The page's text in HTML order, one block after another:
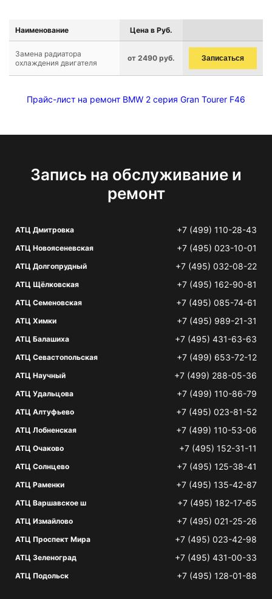
Наименование Цена в Руб.
Замена радиатора
охлаждения двигателя
от 2490 руб. Записаться
Прайс-лист на ремонт BMW 2 серия Gran Tourer F46
Запись на обслуживание и
ремонт
АТЦ Дмитровка +7 (499) 110-28-43
АТЦ Новоясеневская +7 (495) 023-10-01
АТЦ Долгопрудный +7 (495) 032-08-22
АТЦ Щёлковская +7 (495) 162-90-81
АТЦ Семеновская +7 (495) 085-74-61
АТЦ Химки +7 (495) 989-21-31
АТЦ Балашиха +7 (495) 431-63-63
АТЦ Севастопольская +7 (499) 653-72-12
АТЦ Научный +7 (499) 288-05-36
АТЦ Удальцова +7 (499) 110-86-79
АТЦ Алтуфьево +7 (495) 023-81-52
АТЦ Лобненская +7 (499) 110-53-06
АТЦ Очаково +7 (495) 152-31-11
АТЦ Солнцево +7 (495) 125-38-41
АТЦ Раменки +7 (495) 135-42-87
АТЦ Варшавское ш +7 (495) 182-17-65
АТЦ Измайлово +7 (495) 021-25-26
АТЦ Проспект Мира +7 (495) 023-42-98
АТЦ Зеленоград +7 (495) 431-00-33
АТЦ Подольск +7 (495) 128-01-88